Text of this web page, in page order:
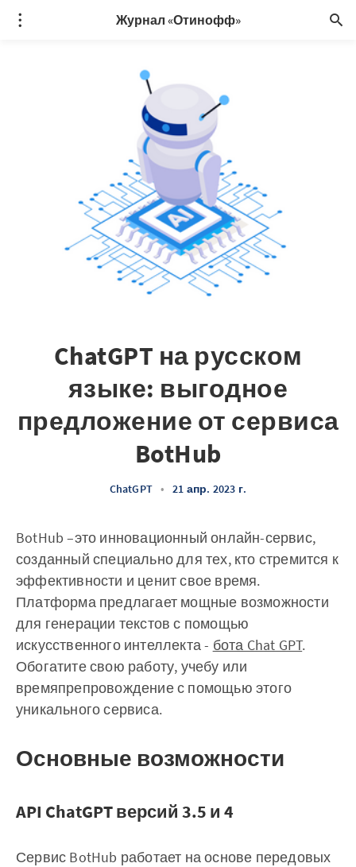
Журнал «Отинофф»
ChatGPT на русском
языке: выгодное
предложение от сервиса
BotHub
ChatGPT • 21 апр. 2023 г.
BotHub –это инновационный онлайн-сервис,
созданный специально для тех, кто стремится к
эффективности и ценит свое время.
Платформа предлагает мощные возможности
для генерации текстов с помощью
искусственного интеллекта - бота Chat GPT.
Обогатите свою работу, учебу или
времяпрепровождение с помощью этого
уникального сервиса.
Основные возможности
API ChatGPT версий 3.5 и 4
Сервис BotHub работает на основе передовых